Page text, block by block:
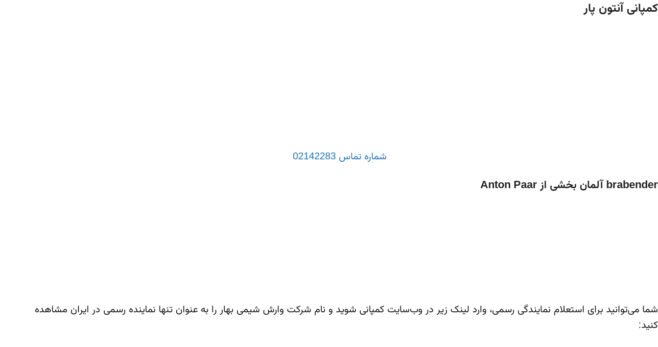
کمپانی آنتون پار
شماره تماس 02142283
brabender آلمان بخشی از Anton Paar
شما می‌توانید برای استعلام نمایندگی رسمی، وارد لینک زیر در وب‌سایت کمپانی شوید و نام شرکت وارش شیمی بهار را به عنوان تنها نماینده رسمی در ایران مشاهده
کنید: